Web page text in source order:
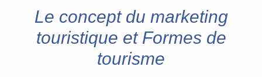
Le concept du marketing
touristique et Formes de
tourisme